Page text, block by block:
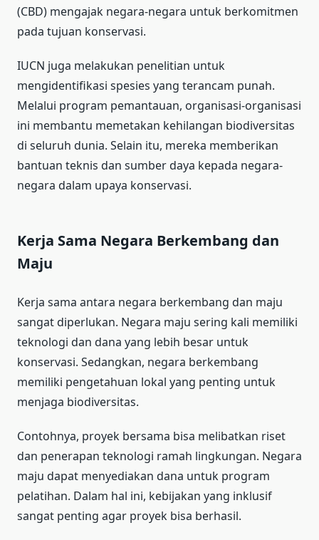
(CBD) mengajak negara-negara untuk berkomitmen
pada tujuan konservasi.
IUCN juga melakukan penelitian untuk
mengidentifikasi spesies yang terancam punah.
Melalui program pemantauan, organisasi-organisasi
ini membantu memetakan kehilangan biodiversitas
di seluruh dunia. Selain itu, mereka memberikan
bantuan teknis dan sumber daya kepada negara-
negara dalam upaya konservasi.
Kerja Sama Negara Berkembang dan
Maju
Kerja sama antara negara berkembang dan maju
sangat diperlukan. Negara maju sering kali memiliki
teknologi dan dana yang lebih besar untuk
konservasi. Sedangkan, negara berkembang
memiliki pengetahuan lokal yang penting untuk
menjaga biodiversitas.
Contohnya, proyek bersama bisa melibatkan riset
dan penerapan teknologi ramah lingkungan. Negara
maju dapat menyediakan dana untuk program
pelatihan. Dalam hal ini, kebijakan yang inklusif
sangat penting agar proyek bisa berhasil.